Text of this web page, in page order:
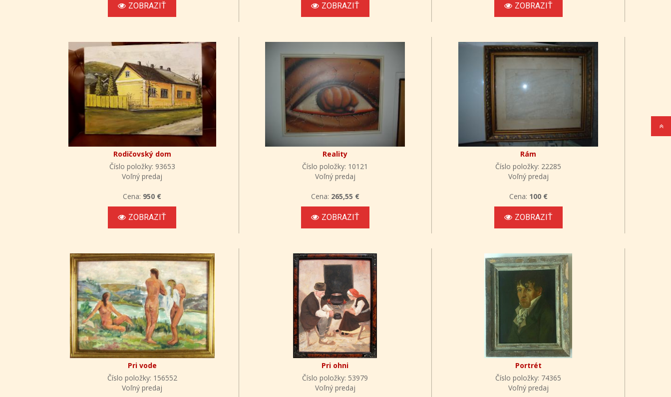
ZOBRAZIŤ ZOBRAZIŤ ZOBRAZIŤ
Rodičovský dom
Číslo položky: 93653
Voľný predaj
Cena: 950 €
ZOBRAZIŤ
Reality
Číslo položky: 10121
Voľný predaj
Cena: 265,55 €
ZOBRAZIŤ
Rám
Číslo položky: 22285
Voľný predaj
Cena: 100 €
ZOBRAZIŤ
Pri vode
Číslo položky: 156552
Voľný predaj
Pri ohni
Číslo položky: 53979
Voľný predaj
Portrét
Číslo položky: 74365
Voľný predaj